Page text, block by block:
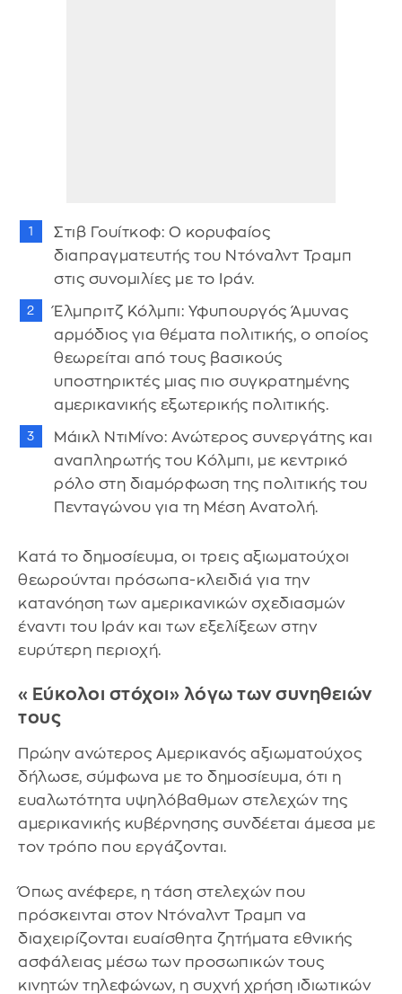
Στιβ Γουίτκοφ: Ο κορυφαίος
διαπραγματευτής του Ντόναλντ Τραμπ
στις συνομιλίες με το Ιράν.
Έλμπριτζ Κόλμπι: Υφυπουργός Άμυνας
αρμόδιος για θέματα πολιτικής, ο οποίος
θεωρείται από τους βασικούς
υποστηρικτές μιας πιο συγκρατημένης
αμερικανικής εξωτερικής πολιτικής.
Μάικλ ΝτιΜίνο: Ανώτερος συνεργάτης και
αναπληρωτής του Κόλμπι, με κεντρικό
ρόλο στη διαμόρφωση της πολιτικής του
Πενταγώνου για τη Μέση Ανατολή.
Κατά το δημοσίευμα, οι τρεις αξιωματούχοι
θεωρούνται πρόσωπα-κλειδιά για την
κατανόηση των αμερικανικών σχεδιασμών
έναντι του Ιράν και των εξελίξεων στην
ευρύτερη περιοχή.
«Εύκολοι στόχοι» λόγω των συνηθειών
τους
Πρώην ανώτερος Αμερικανός αξιωματούχος
δήλωσε, σύμφωνα με το δημοσίευμα, ότι η
ευαλωτότητα υψηλόβαθμων στελεχών της
αμερικανικής κυβέρνησης συνδέεται άμεσα με
τον τρόπο που εργάζονται.
Όπως ανέφερε, η τάση στελεχών που
πρόσκεινται στον Ντόναλντ Τραμπ να
διαχειρίζονται ευαίσθητα ζητήματα εθνικής
ασφάλειας μέσω των προσωπικών τους
κινητών τηλεφώνων, η συχνή χρήση ιδιωτικών